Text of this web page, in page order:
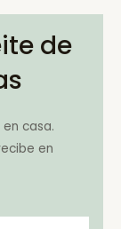
de
casa.
en